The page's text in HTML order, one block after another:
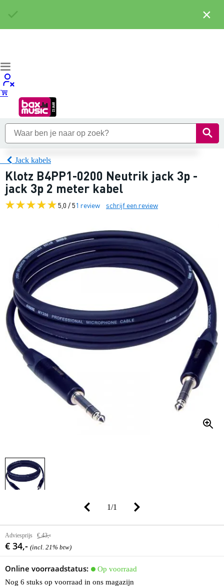
Jack kabels
Klotz B4PP1-0200 Neutrik jack 3p -
jack 3p 2 meter kabel
5,0 / 51 review schrijf een review
1/1
Adviesprijs € 43,-
€ 34,- (incl. 21% btw)
Online voorraadstatus:
Op voorraad
Nog 6 stuks op voorraad in ons magazijn
×